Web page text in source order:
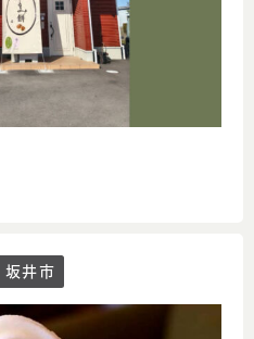
坂井市